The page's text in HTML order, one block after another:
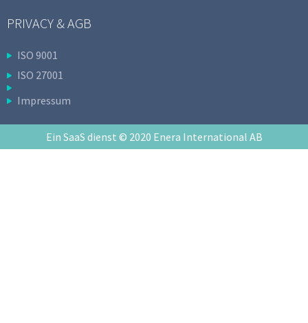
PRIVACY & AGB
ISO 9001
ISO 27001
Impressum
Ein SaaS dienst © 2020 Enera International AB